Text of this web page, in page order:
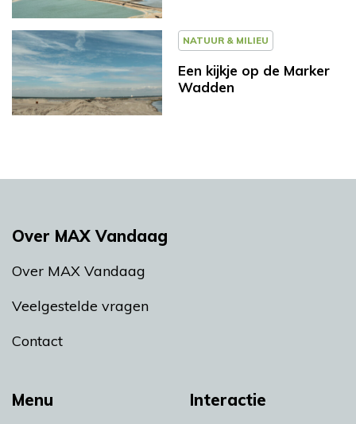
NATUUR & MILIEU
Een kijkje op de Marker
Wadden
Menu Interactie
Over MAX Vandaag
Over MAX Vandaag
Veelgestelde vragen
Contact